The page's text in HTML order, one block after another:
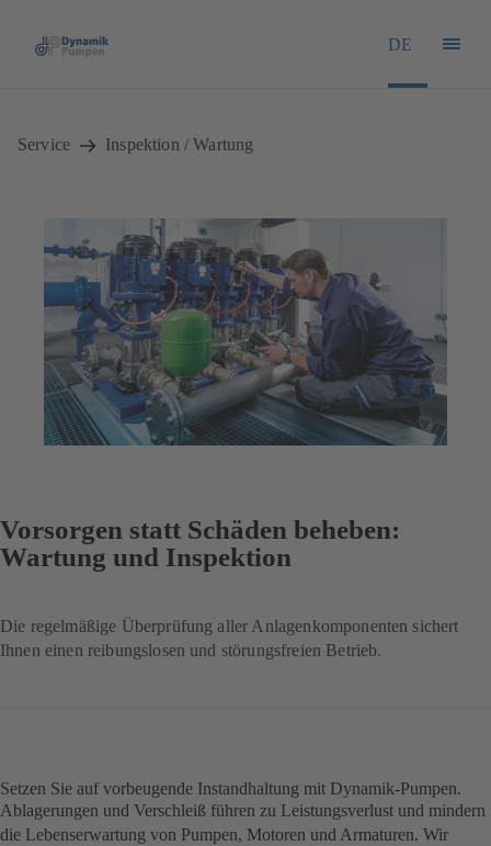
DE
Service Inspektion / Wartung
Vorsorgen statt Schäden beheben:
Wartung und Inspektion
Die regelmäßige Überprüfung aller Anlagenkomponenten sichert
Ihnen einen reibungslosen und störungsfreien Betrieb.
Setzen Sie auf vorbeugende Instandhaltung mit Dynamik-Pumpen.
Ablagerungen und Verschleiß führen zu Leistungsverlust und mindern
die Lebenserwartung von Pumpen, Motoren und Armaturen. Wir